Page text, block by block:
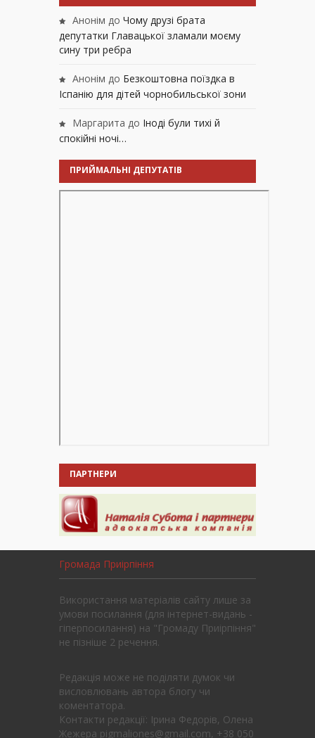
Анонім до Чому друзі брата
депутатки Главацької зламали моєму
сину три ребра
Анонім до Безкоштовна поїздка в
Іспанію для дітей чорнобильської зони
Маргарита до Іноді були тихі й
спокійні ночі…
ПРИЙМАЛЬНІ ДЕПУТАТІВ
ПАРТНЕРИ
Громада Приірпіння
Використання матеріалів сайту лише за
умови посилання (для інтернет-видань -
гіперпосилання) на "Громаду Приірпіння"
не пізніше 2 речення.
Редакція може не поділяти думок чи
висловлювань автора блогу чи
коментатора.
Контакти редакції: Ірина Федорів, Олена
Жежера pigmaliones@gmail.com, +38 050